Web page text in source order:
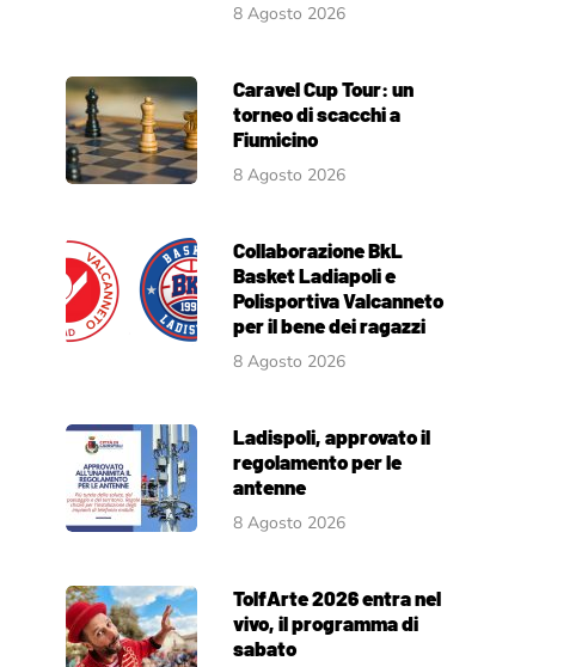
8 Agosto 2026
Caravel Cup Tour: un
torneo di scacchi a
Fiumicino
8 Agosto 2026
Collaborazione BkL
Basket Ladiapoli e
Polisportiva Valcanneto
per il bene dei ragazzi
8 Agosto 2026
Ladispoli, approvato il
regolamento per le
antenne
8 Agosto 2026
TolfArte 2026 entra nel
vivo, il programma di
sabato